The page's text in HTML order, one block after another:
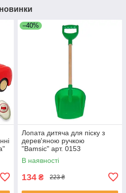
–40%
Лопата дитяча для піску з
дерев'яною ручкою
"Bamsic" арт. 0153
В наявності
134 ₴ 223 ₴